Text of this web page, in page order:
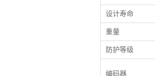
设计寿命
重量
防护等级
编码器